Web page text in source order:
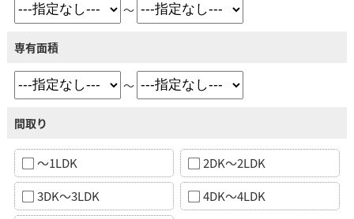
～
専有面積
～
間取り
～1LDK
2DK～2LDK
3DK～3LDK
4DK～4LDK